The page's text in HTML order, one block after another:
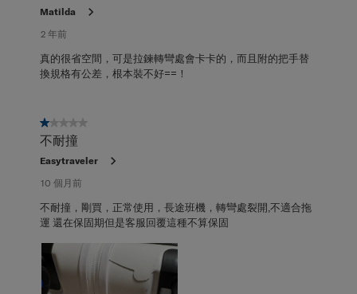
Matilda
2 年前
真的很省空間，可是拉鍊轉彎處會卡卡的，而且附的把手替
換規格有公差，根本裝不好==！
1星，共5星。
不耐撞
Easytraveler
10 個月前
不耐撞，剛買，正常使用，長途班機，轉彎處裂開,不適合拖
運 還在保固期但是客服回覆這種不算保固